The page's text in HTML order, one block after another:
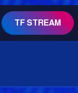
TF STREAM